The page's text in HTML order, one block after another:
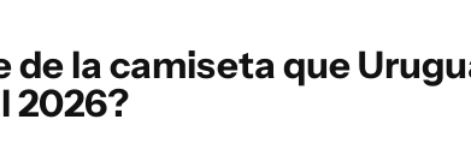
de la camiseta que
2026?